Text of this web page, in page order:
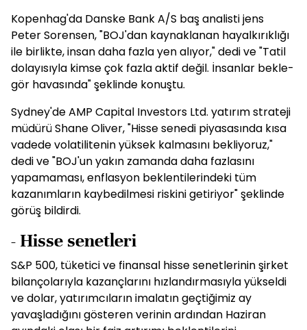
Kopenhag'da Danske Bank A/S baş analisti jens
Peter Sorensen, "BOJ'dan kaynaklanan hayalkırıklığı
ile birlikte, insan daha fazla yen alıyor," dedi ve "Tatil
dolayısıyla kimse çok fazla aktif değil. İnsanlar bekle-
gör havasında" şeklinde konuştu.
Sydney'de AMP Capital Investors Ltd. yatırım strateji
müdürü Shane Oliver, "Hisse senedi piyasasında kısa
vadede volatilitenin yüksek kalmasını bekliyoruz,"
dedi ve "BOJ'un yakın zamanda daha fazlasını
yapamaması, enflasyon beklentilerindeki tüm
kazanımların kaybedilmesi riskini getiriyor" şeklinde
görüş bildirdi.
- Hisse senetleri
S&P 500, tüketici ve finansal hisse senetlerinin şirket
bilançolarıyla kazançlarını hızlandırmasıyla yükseldi
ve dolar, yatırımcıların imalatın geçtiğimiz ay
yavaşladığını gösteren verinin ardından Haziran